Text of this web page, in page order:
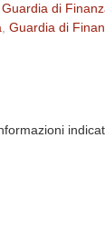
Guardia di
Guardia di